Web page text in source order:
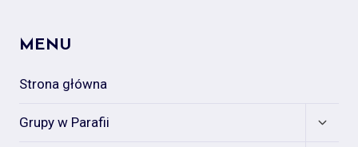
MENU
Strona główna
Grupy w Parafii
Expand